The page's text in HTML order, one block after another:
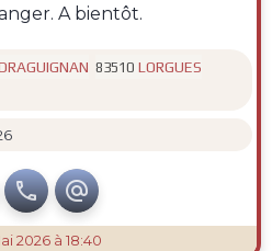
A bientôt.
83510 LORGUES
 
2026 à 18:40